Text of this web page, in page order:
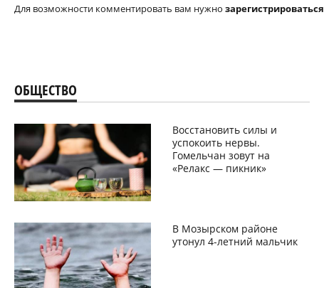
Для возможности комментировать вам нужно зарегистрироваться
ОБЩЕСТВО
Восстановить силы и
успокоить нервы.
Гомельчан зовут на
«Релакс — пикник»
В Мозырском районе
утонул 4-летний мальчик